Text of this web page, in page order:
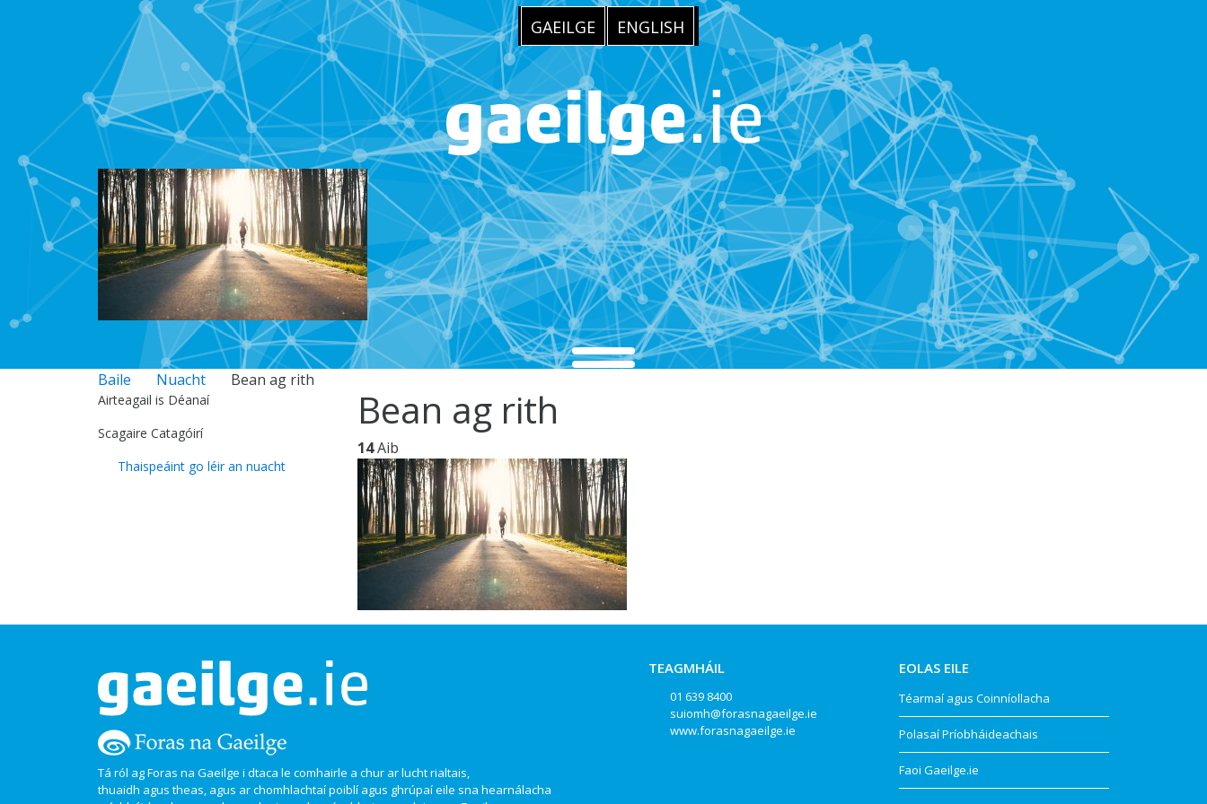
GAEILGE ENGLISH
Baile Nuacht Bean ag rith
Bean ag rith
14Aib
Airteagail is Déanaí
Scagaire Catagóirí
Thaispeáint go léir an nuacht
Tá ról ag Foras na Gaeilge i dtaca le comhairle a chur ar lucht rialtais,
thuaidh agus theas, agus ar chomhlachtaí poiblí agus ghrúpaí eile sna hearnálacha
TEAGMHÁIL
01 639 8400
suiomh@forasnagaeilge.ie
www.forasnagaeilge.ie
EOLAS EILE
Téarmaí agus Coinníollacha
Polasaí Príobháideachais
Faoi Gaeilge.ie